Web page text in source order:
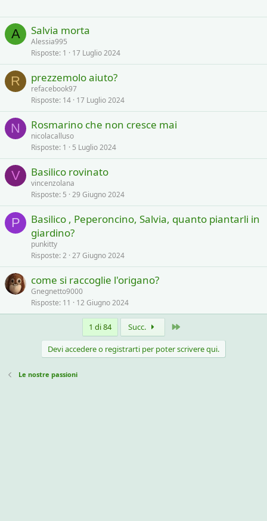
A Salvia morta
Alessia995
Risposte 1 17 Luglio 2024
R prezzemolo aiuto?
refacebook97
Risposte 14 17 Luglio 2024
N Rosmarino che non cresce mai
nicolacalluso
Risposte 1 5 Luglio 2024
V Basilico rovinato
vincenzolana
Risposte 5 29 Giugno 2024
P
Basilico , Peperoncino, Salvia, quanto piantarli in
giardino?
punkitty
Risposte 2 27 Giugno 2024
come si raccoglie l'origano?
Gnegnetto9000
Risposte 11 12 Giugno 2024
1 di 84 Succ.
Devi accedere o registrarti per poter scrivere qui.
Le nostre passioni